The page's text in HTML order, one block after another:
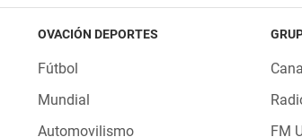
OVACIÓN DEPORTES
Fútbol
Mundial
Automovilismo
FM